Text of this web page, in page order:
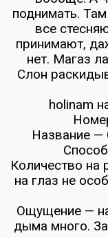
поднимать.
все
принимают,
нет. Магаз
Слон
holinam
Название —
Количество на
на глаз не
Ощущение —
дыма много.